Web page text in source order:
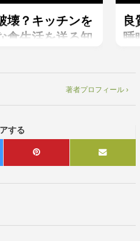
壊？キッチンを
食生活を送る知
良
睡
著者プロフィール ›
する